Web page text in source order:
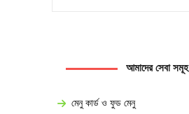
আমাদের সেবা সমূহ
মেনু কার্ড ও ফুড মেনু